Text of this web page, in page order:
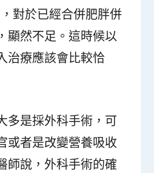
對於已經合併肥胖併
顯然不足。這時候以
治療應該會比較恰
多是採外科手術，可
或者是改變營養吸收
師說，外科手術的確